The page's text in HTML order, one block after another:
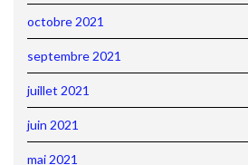
octobre 2021
septembre 2021
juillet 2021
juin 2021
mai 2021